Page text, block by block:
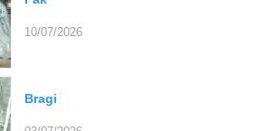
10/07/2026
Bragi